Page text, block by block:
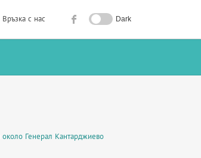
Връзка с нас Dark
Генерал Кантарджиево